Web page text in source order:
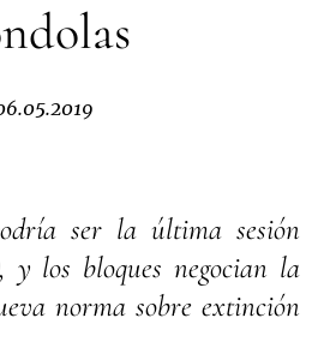
ser la última sesión
y los bloques negocian la
norma sobre extinción